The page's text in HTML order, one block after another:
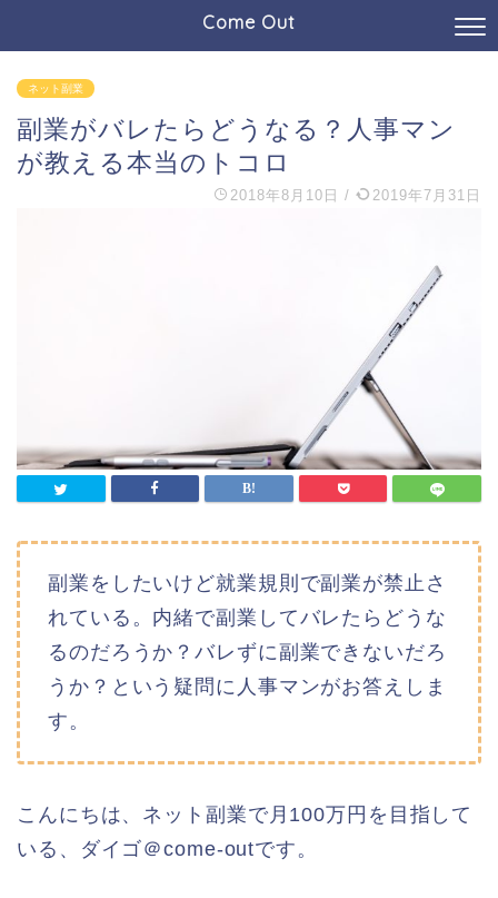
Come Out
ネット副業
副業がバレたらどうなる？人事マン
が教える本当のトコロ
2018年8月10日 / 2019年7月31日
副業をしたいけど就業規則で副業が禁止さ
れている。内緒で副業してバレたらどうな
るのだろうか？バレずに副業できないだろ
うか？という疑問に人事マンがお答えしま
す。
こんにちは、ネット副業で月100万円を目指して
いる、ダイゴ＠come-outです。